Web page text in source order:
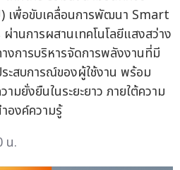
เพื่อขับเคลื่อนการพัฒนา Smart
นการผสานเทคโนโลยีแสงสว่าง
งการบริหารจัดการพลังงานที่มี
ะสบการณ์ของผู้ใช้งาน พร้อม
มยั่งยืนในระยะยาว ภายใต้ความ
องค์ความรู้
น.